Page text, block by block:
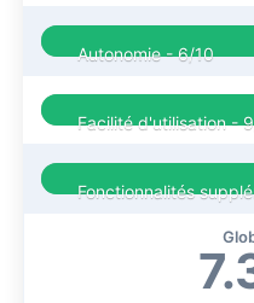
Autonomie -6/10
Facilité d'utilisation -
Fonctionnalités